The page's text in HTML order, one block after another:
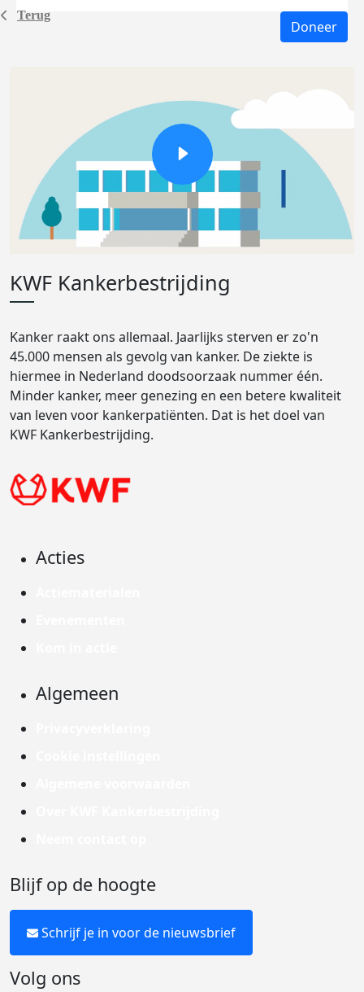
Terug
Doneer
KWF Kankerbestrijding
Kanker raakt ons allemaal. Jaarlijks sterven er zo'n
45.000 mensen als gevolg van kanker. De ziekte is
hiermee in Nederland doodsoorzaak nummer één.
Minder kanker, meer genezing en een betere kwaliteit
van leven voor kankerpatiënten. Dat is het doel van
KWF Kankerbestrijding.
Acties
Algemeen
Blijf op de hoogte
Schrijf je in voor de nieuwsbrief
Volg ons